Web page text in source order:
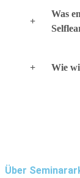
Was
Wie
Über